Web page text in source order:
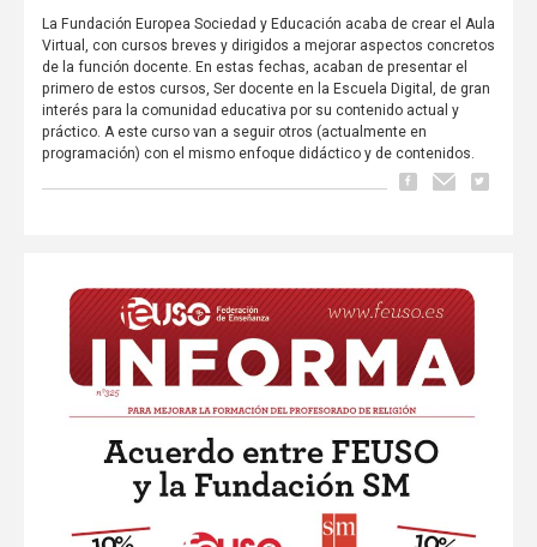
La Fundación Europea Sociedad y Educación acaba de crear el Aula
Virtual, con cursos breves y dirigidos a mejorar aspectos concretos
de la función docente. En estas fechas, acaban de presentar el
primero de estos cursos, Ser docente en la Escuela Digital, de gran
interés para la comunidad educativa por su contenido actual y
práctico. A este curso van a seguir otros (actualmente en
programación) con el mismo enfoque didáctico y de contenidos.